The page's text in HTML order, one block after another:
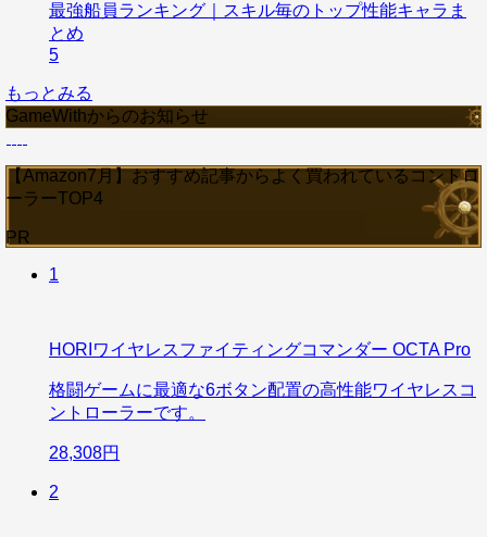
最強船員ランキング｜スキル毎のトップ性能キャラま
とめ
5
もっとみる
GameWithからのお知らせ
【Amazon7月】おすすめ記事からよく買われているコントロ
ーラーTOP4
PR
1
HORIワイヤレスファイティングコマンダー OCTA Pro
格闘ゲームに最適な6ボタン配置の高性能ワイヤレスコ
ントローラーです。
28,308円
2